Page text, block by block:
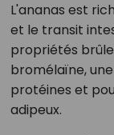
L'ananas est
et le transit
propriétés
bromélaïne,
protéines et
adipeux.